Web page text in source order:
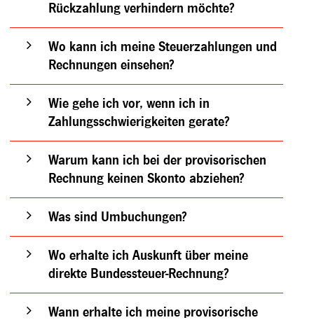
Rückzahlung verhindern möchte?
Wo kann ich meine Steuerzahlungen und
Rechnungen einsehen?
Wie gehe ich vor, wenn ich in
Zahlungsschwierigkeiten gerate?
Warum kann ich bei der provisorischen
Rechnung keinen Skonto abziehen?
Was sind Umbuchungen?
Wo erhalte ich Auskunft über meine
direkte Bundessteuer-Rechnung?
Wann erhalte ich meine provisorische